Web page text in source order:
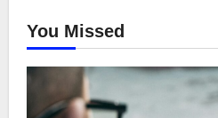
You Missed